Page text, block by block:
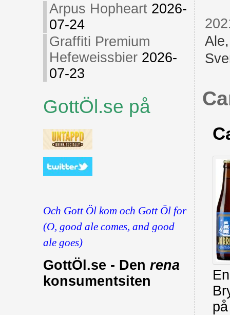
Arpus Hopheart 2026-
07-24
Graffiti Premium
Hefeweissbier 2026-
07-23
GottÖl.se på
Och Gott Öl kom och Gott Öl for
(O, good ale comes, and good
ale goes)
GottÖl.se - Den rena
konsumentsiten